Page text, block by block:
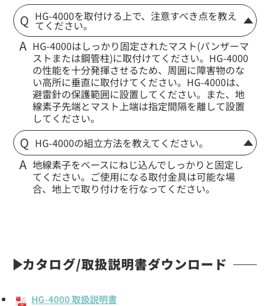
HG-4000を取付ける上で、注意すべき点を教え
てください。
HG-4000はしっかり固定されたマスト(パンザーマ
ストまたは鋼管柱)に取付けてください。HG-4000
の性能を十分発揮させるため、周囲に障害物のな
い高所に垂直に取付けてください。HG-4000は、
避雷針の保護範囲に設置してください。また、地
線素子先端とマスト上端は指定間隔を離して設置
してください。
HG-4000の組立方法を教えてください。
地線素子をベースにねじ込んでしっかりと固定し
てください。ご使用になる取付金具は可能な場
合、地上で取り付けを行なってください。
カタログ/取扱説明書ダウンロード
HG-4000 取扱説明書